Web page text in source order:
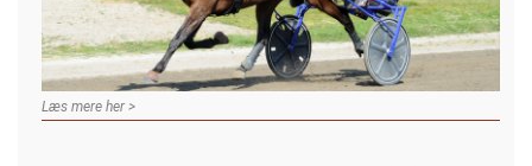
Læs mere her >